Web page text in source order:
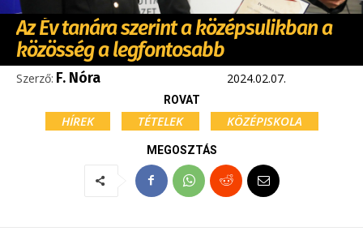
Az Év tanára szerint a középsulikban a
közösség a legfontosabb
Szerző: F. Nóra 2024.02.07.
ROVAT
HÍREK TÉTELEK KÖZÉPISKOLA
MEGOSZTÁS